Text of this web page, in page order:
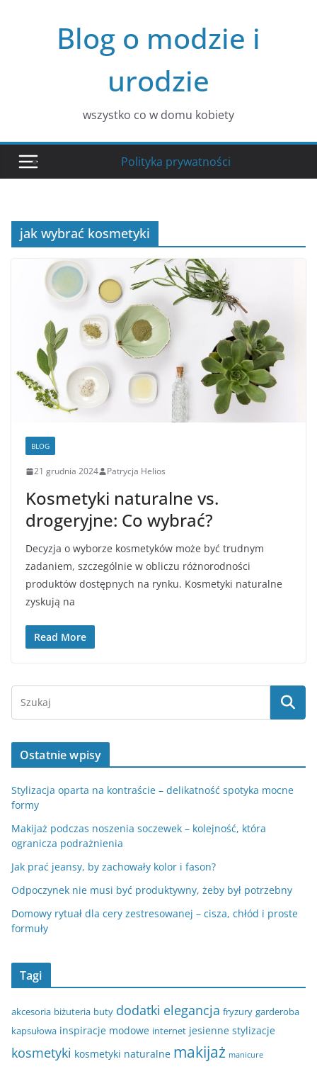
Blog o modzie i
urodzie
wszystko co w domu kobiety
Polityka prywatności
jak wybrać kosmetyki
BLOG
21 grudnia 2024 Patrycja Helios
Kosmetyki naturalne vs.
drogeryjne: Co wybrać?
Decyzja o wyborze kosmetyków może być trudnym
zadaniem, szczególnie w obliczu różnorodności
produktów dostępnych na rynku. Kosmetyki naturalne
zyskują na
Read More
Ostatnie wpisy
Stylizacja oparta na kontraście – delikatność spotyka mocne
formy
Makijaż podczas noszenia soczewek – kolejność, która
ogranicza podrażnienia
Jak prać jeansy, by zachowały kolor i fason?
Odpoczynek nie musi być produktywny, żeby był potrzebny
Domowy rytuał dla cery zestresowanej – cisza, chłód i proste
formuły
Tagi
akcesoria biżuteria buty dodatki elegancja fryzury garderoba
kapsułowa inspiracje modowe internet jesienne stylizacje
kosmetyki kosmetyki naturalne makijaż manicure